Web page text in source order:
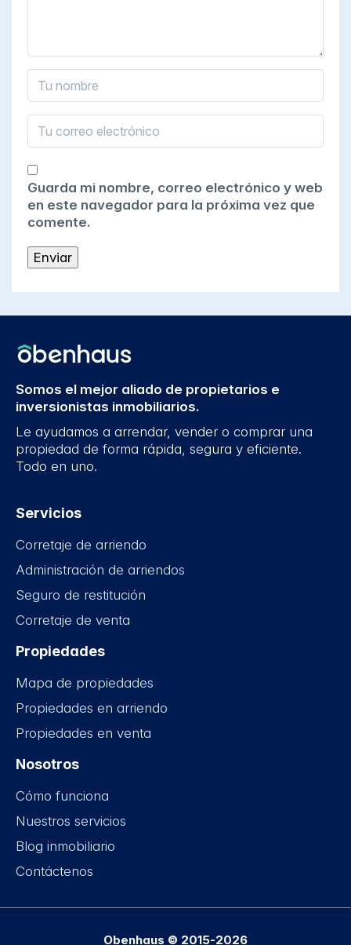
Guarda mi nombre, correo electrónico y web
en este navegador para la próxima vez que
comente.
Somos el mejor aliado de propietarios e
inversionistas inmobiliarios.
Le ayudamos a arrendar, vender o comprar una
propiedad de forma rápida, segura y eficiente.
Todo en uno.
Servicios
Corretaje de arriendo
Administración de arriendos
Seguro de restitución
Corretaje de venta
Propiedades
Mapa de propiedades
Propiedades en arriendo
Propiedades en venta
Nosotros
Cómo funciona
Nuestros servicios
Blog inmobiliario
Contáctenos
Obenhaus © 2015-2026